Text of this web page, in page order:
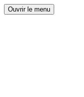
Ouvrir le menu